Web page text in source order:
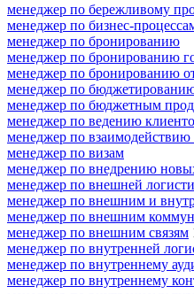
менеджер по бережливому
менеджер по бизнес-
менеджер по бронированию
менеджер по бронированию
менеджер по бронированию
менеджер по
менеджер по бюджетным
менеджер по ведению
менеджер по взаимодействию
менеджер по визам
менеджер по внедрению
менеджер по внешней
менеджер по внешним и
менеджер по внешним
менеджер по внешним связям
менеджер по внутренней
менеджер по внутреннему
менеджер по внутреннему